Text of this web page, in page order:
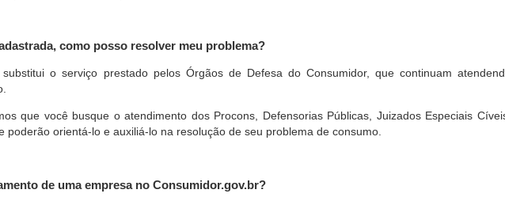
como posso resolver meu problema?
substitui o serviço prestado pelos Órgãos de Defesa do Consumidor, que continuam
que você busque o atendimento dos Procons, Defensorias Públicas, Juizados Especiais
poderão orientá-lo e auxiliá-lo na resolução de seu problema de consumo.
de uma empresa no Consumidor.gov.br?